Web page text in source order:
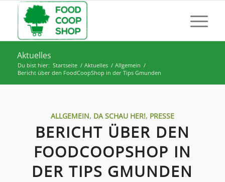
Aktuelles
Du bist hier: Startseite / Aktuelles / Allgemein /
Bericht über den FoodCoopShop in der Tips Gmunden
ALLGEMEIN, DA SCHAU HER!, PRESSE
BERICHT ÜBER DEN
FOODCOOPSHOP IN
DER TIPS GMUNDEN